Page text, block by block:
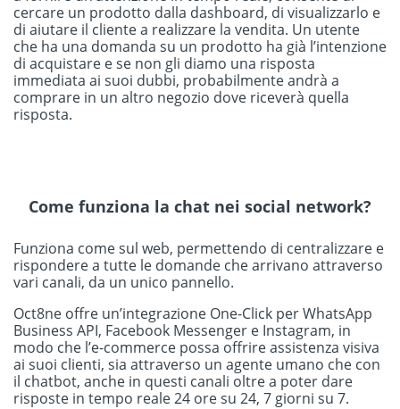
cercare un prodotto dalla dashboard, di visualizzarlo e
di aiutare il cliente a realizzare la vendita. Un utente
che ha una domanda su un prodotto ha già l’intenzione
di acquistare e se non gli diamo una risposta
immediata ai suoi dubbi, probabilmente andrà a
comprare in un altro negozio dove riceverà quella
risposta.
Come funziona la chat nei social network?
Funziona come sul web, permettendo di centralizzare e
rispondere a tutte le domande che arrivano attraverso
vari canali, da un unico pannello.
Oct8ne offre un’integrazione One-Click per WhatsApp
Business API, Facebook Messenger e Instagram, in
modo che l’e-commerce possa offrire assistenza visiva
ai suoi clienti, sia attraverso un agente umano che con
il chatbot, anche in questi canali oltre a poter dare
risposte in tempo reale 24 ore su 24, 7 giorni su 7.